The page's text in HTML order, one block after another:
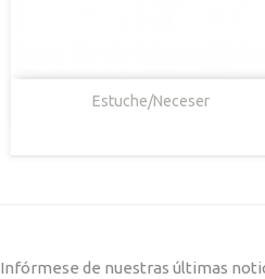
Estuche/Neceser
Vista Rápida
Infórmese de nuestras últimas